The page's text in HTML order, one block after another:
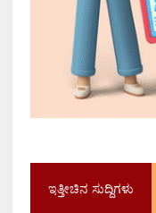
ಇತ್ತೀಚಿನ ಸುದ್ದಿಗಳು